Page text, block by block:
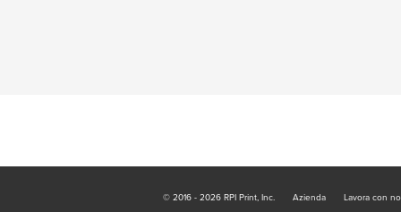
© 2016 - 2026 RPI Print, Inc. Azienda Lavora con